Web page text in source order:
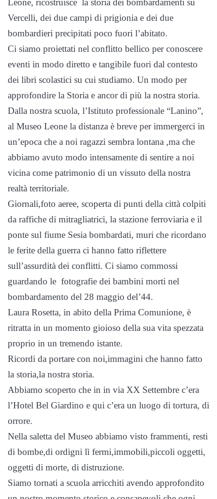
Leone, ricostruisce la storia dei bombardamenti su
Vercelli, dei due campi di prigionia e dei due
bombardieri precipitati poco fuori l’abitato.
Ci siamo proiettati nel conflitto bellico per conoscere
eventi in modo diretto e tangibile fuori dal contesto
dei libri scolastici su cui studiamo. Un modo per
approfondire la Storia e ancor di più la nostra storia.
Dalla nostra scuola, l’Istituto professionale “Lanino”,
al Museo Leone la distanza è breve per immergerci in
un’epoca che a noi ragazzi sembra lontana ,ma che
abbiamo avuto modo intensamente di sentire a noi
vicina come patrimonio di un vissuto della nostra
realtà territoriale.
Giornali,foto aeree, scoperta di punti della città colpiti
da raffiche di mitragliatrici, la stazione ferroviaria e il
ponte sul fiume Sesia bombardati, muri che ricordano
le ferite della guerra ci hanno fatto riflettere
sull’assurdità dei conflitti. Ci siamo commossi
guardando le fotografie dei bambini morti nel
bombardamento del 28 maggio del’44.
Laura Rosetta, in abito della Prima Comunione, è
ritratta in un momento gioioso della sua vita spezzata
proprio in un tremendo istante.
Ricordi da portare con noi,immagini che hanno fatto
la storia,la nostra storia.
Abbiamo scoperto che in in via XX Settembre c’era
l’Hotel Bel Giardino e qui c’era un luogo di tortura, di
orrore.
Nella saletta del Museo abbiamo visto frammenti, resti
di bombe,di ordigni lì fermi,immobili,piccoli oggetti,
oggetti di morte, di distruzione.
Siamo tornati a scuola arricchiti avendo approfondito